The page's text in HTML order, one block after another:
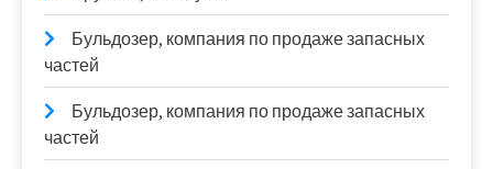
Бульдозер, компания по продаже запасных
частей
Бульдозер, компания по продаже запасных
частей